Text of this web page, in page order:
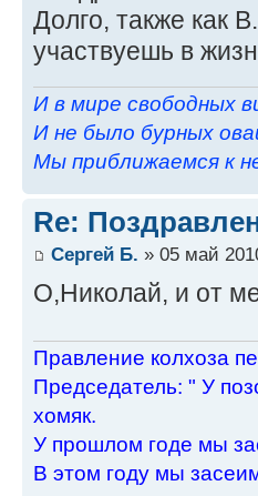
Долго, также как
участвуешь в
И в мире свободных
И не было бурных
Мы приближаемся к
Re:
Сергей Б. » 05 май
О,Николай, и от
Пpавление колхоза
Пpедседатель: " У
хомяк.
У пpошлом годе мы
В этом году мы